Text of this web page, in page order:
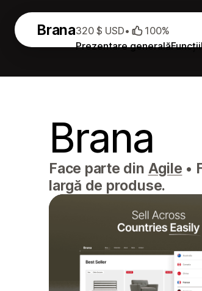
Brana
Prezentare generalăFuncții
320 $ USD• 100%
Brana
Face parte din Agile •
largă de produse.